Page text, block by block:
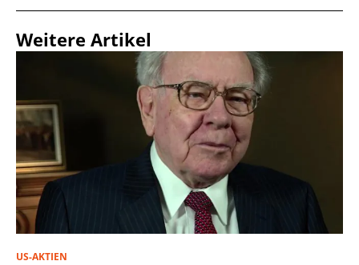
Weitere Artikel
US-AKTIEN